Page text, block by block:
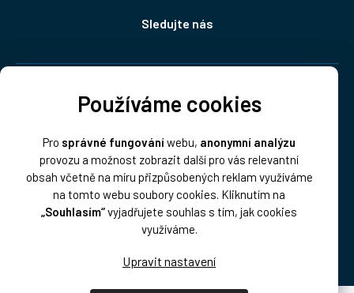
Používáme cookies
Pro správné fungováníwebu, anonymní analýzu
provozu a možnost zobrazit další pro vás relevantní
obsah včetně na míru přizpůsobených reklam využíváme
na tomto webu soubory cookies. Kliknutím na
„Souhlasím“vyjadřujete souhlas s tím, jak cookies
využíváme.
Sledujte nás
Platba: